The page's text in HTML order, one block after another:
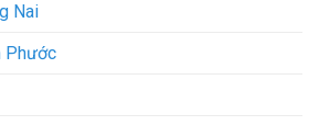
Nai
Phước